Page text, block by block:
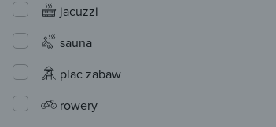
jacuzzi
sauna
plac zabaw
rowery